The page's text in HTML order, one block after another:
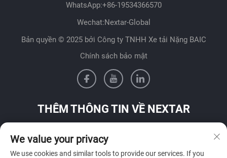
WhatsApp:+86-19534366570
Wechat:Nextar-Global
Bản quyền © 2025 bởi Công ty TNHH Xe tải Nặng BAIC
Chính sách bảo mật
THÊM THÔNG TIN VỀ NEXTAR
We value your privacy
We use cookies and similar tools to provide our services. If you